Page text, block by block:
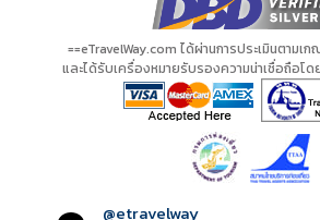
==eTravelWay.com ได้ผ่านการประเมินตาม
และได้รับเครื่องหมายรับรองความน่าเชื่อถือโ
@etravelway